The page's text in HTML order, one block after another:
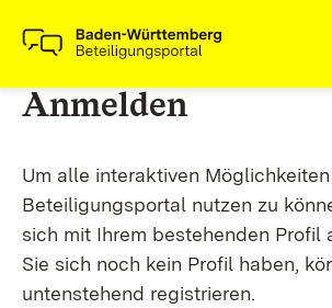
Anmelden
Um alle interaktiven
Beteiligungsportal nutzen zu
sich mit Ihrem bestehenden Profil
Sie sich noch kein Profil haben,
untenstehend registrieren.